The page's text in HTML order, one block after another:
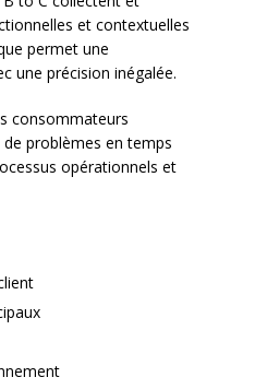
et contextuelles
permet une
une précision inégalée.
consommateurs
problèmes en temps
opérationnels et